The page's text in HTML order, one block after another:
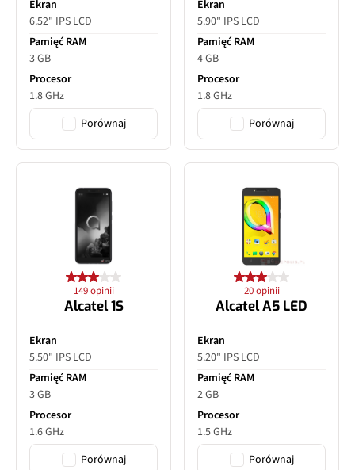
Ekran
6.52" IPS LCD
Pamięć RAM
3 GB
Procesor
1.8 GHz
Porównaj
Ekran
5.90" IPS LCD
Pamięć RAM
4 GB
Procesor
1.8 GHz
Porównaj
149 opinii
Alcatel 1S
Ekran
5.50" IPS LCD
Pamięć RAM
3 GB
Procesor
1.6 GHz
Porównaj
20 opinii
Alcatel A5 LED
Ekran
5.20" IPS LCD
Pamięć RAM
2 GB
Procesor
1.5 GHz
Porównaj